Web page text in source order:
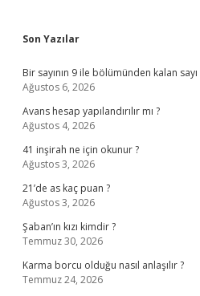
Sidebar
Son Yazılar
Bir sayının 9 ile bölümünden kalan
Ağustos 6, 2026
Avans hesap yapılandırılır mı ?
Ağustos 4, 2026
41 inşirah ne için okunur ?
Ağustos 3, 2026
21’de as kaç puan ?
Ağustos 3, 2026
Şaban’ın kızı kimdir ?
Temmuz 30, 2026
Karma borcu olduğu nasıl anlaşılır ?
Temmuz 24, 2026